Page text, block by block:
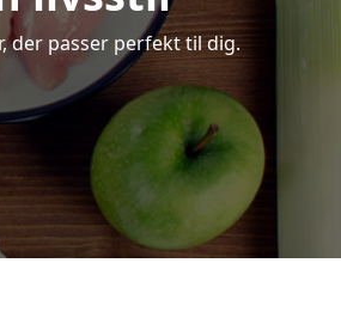
der passer perfekt til dig.